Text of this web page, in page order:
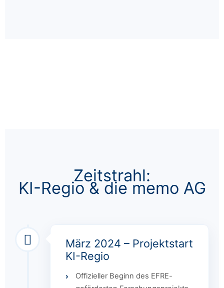
Zeitstrahl:
KI-Regio & die memo AG
März 2024 – Projektstart
KI-Regio
Offizieller Beginn des EFRE-